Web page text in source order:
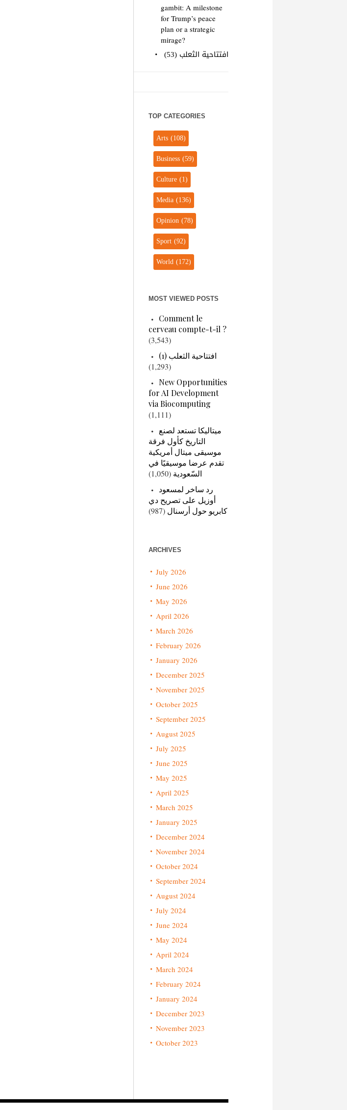
gambit: A milestone
for Trump’s peace
plan or a strategic
mirage?
افتتاحية الثعلب (53)
TOP CATEGORIES
Arts(108)
Business(59)
Culture(1)
Media(136)
Opinion(78)
Sport(92)
World(172)
MOST VIEWED POSTS
Comment le
cerveau compte-t-il ?
(3,543)
افتتاحية الثعلب (1)
(1,293)
New Opportunities
for AI Development
via Biocomputing
(1,111)
ميتاليكا تستعد لصنع
التاريخ كأول فرقة
موسيقى ميتال أمريكية
تقدم عرضا موسيقيًا في
السّعودية (1,050)
رد ساخر لمسعود
أوزيل على تصريح دي
كابريو حول أرسنال (987)
ARCHIVES
July 2026
June 2026
May 2026
April 2026
March 2026
February 2026
January 2026
December 2025
November 2025
October 2025
September 2025
August 2025
July 2025
June 2025
May 2025
April 2025
March 2025
January 2025
December 2024
November 2024
October 2024
September 2024
August 2024
July 2024
June 2024
May 2024
April 2024
March 2024
February 2024
January 2024
December 2023
November 2023
October 2023